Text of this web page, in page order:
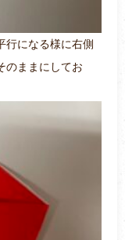
行になる様に右側
のままにしてお